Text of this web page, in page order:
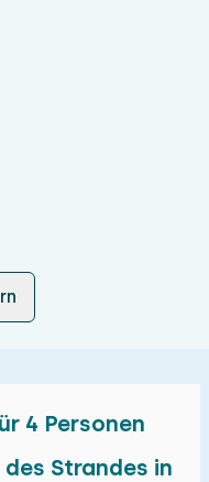
4 Personen
Strandes in